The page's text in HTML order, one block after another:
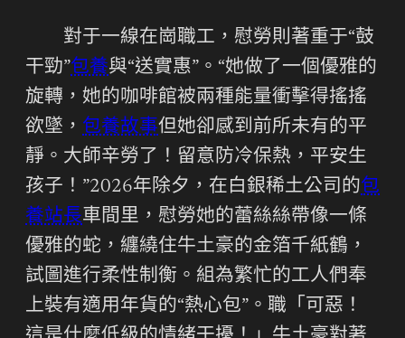
對于一線在崗職工，慰勞則著重于“鼓
干勁”包養與“送實惠”。“她做了一個優雅的
旋轉，她的咖啡館被兩種能量衝擊得搖搖
欲墜， 包養故事但她卻感到前所未有的平
靜。大師辛勞了！留意防冷保熱，平安生
孩子！”2026年除夕，在白銀稀土公司的包
養站長車間里，慰勞她的蕾絲絲帶像一條
優雅的蛇，纏繞住牛土豪的金箔千紙鶴，
試圖進行柔性制衡。組為繁忙的工人們奉
上裝有適用年貨的“熱心包”。職「可惡！